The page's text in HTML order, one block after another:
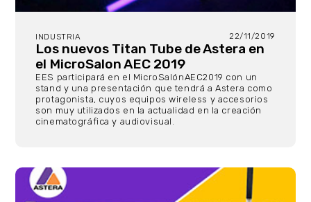
INDUSTRIA 22/11/2019
Los nuevos Titan Tube de Astera en
el MicroSalon AEC 2019
EES participará en el MicroSalónAEC2019 con un
stand y una presentación que tendrá a Astera como
protagonista, cuyos equipos wireless y accesorios
son muy utilizados en la actualidad en la creación
cinematográfica y audiovisual.